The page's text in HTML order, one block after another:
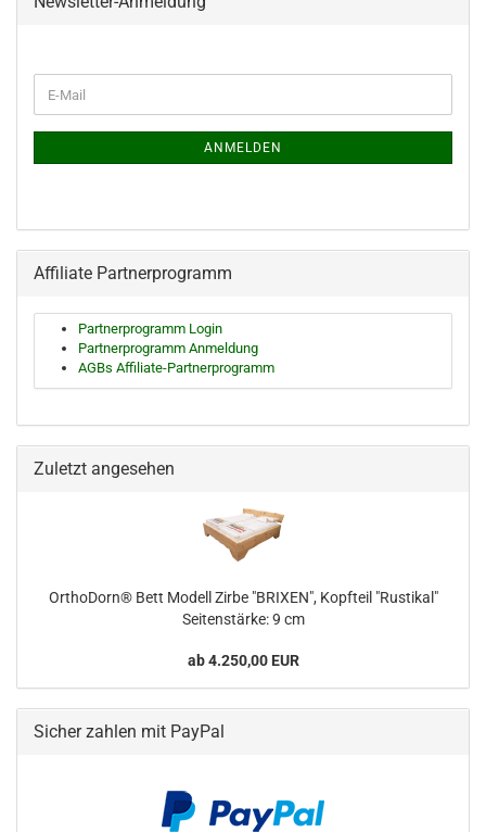
ZUR
E-
Mail
ANMELDEN
Affiliate Partnerprogramm
Partnerprogramm Login
Partnerprogramm Anmeldung
AGBs Affiliate-Partnerprogramm
Zuletzt angesehen
OrthoDorn® Bett Modell Zirbe "BRIXEN", Kopfteil "Rustikal"
Seitenstärke: 9 cm
ab 4.250,00 EUR
Sicher zahlen mit PayPal